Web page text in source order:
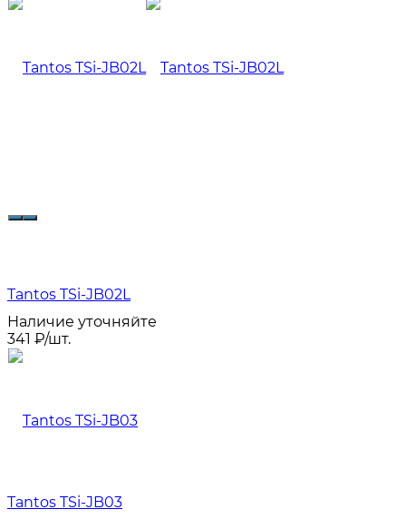
Tantos TSi-JB02L
Наличие уточняйте
341 ₽/шт.
Tantos TSi-JB03